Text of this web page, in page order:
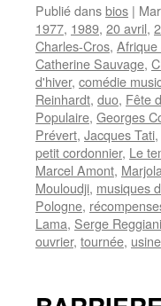
Publié dansbios |
1977, 1989, 20 avril,
Charles-Cros, Afrique
Catherine Sauvage,
d'hiver, comédie
Reinhardt, duo, Fête
Populaire, Georges
Prévert, Jacques Tati,
petit cordonnier, Le
Marcel Amont,
Mouloudji, musiques
Pologne,
Lama, Serge Reggiani
ouvrier, tournée, usine